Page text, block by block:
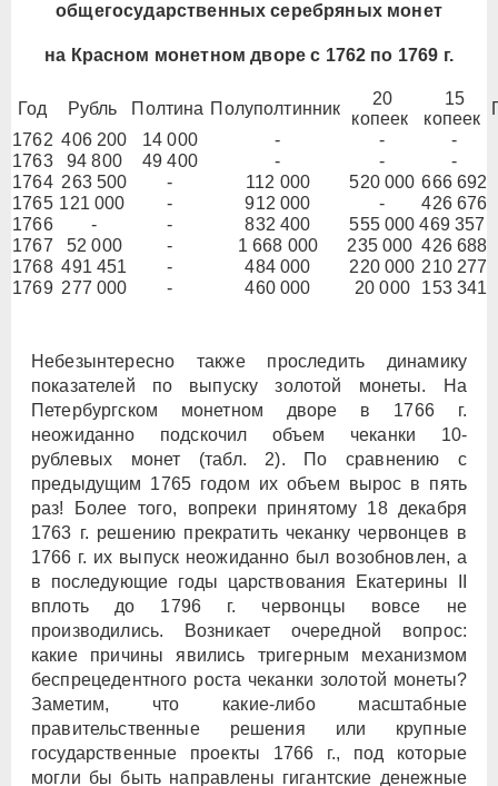
общегосударственных серебряных монет
на Красном монетном дворе с 1762 по 1769 г.
Год Рубль Полтина Полуполтинник
20
копеек
15
копеек
1762 406 200 14 000 - -
-
1763
94 800 49 400 - -
-
1764 263 500 - 112 000 520 000 666 692
1765 121 000 - 912 000 -
426 676
1766
- - 832 400 555 000 469 357
1767
52 000 - 1 668 000 235 000 426 688
1768 491 451 - 484 000 220 000 210 277
1769 277 000 - 460 000 20 000 153 341
Небезынтересно также проследить динамику
показателей по выпуску золотой монеты. На
Петербургском монетном дворе в 1766 г.
неожиданно подскочил объем чеканки 10-
рублевых монет (табл. 2). По сравнению с
предыдущим 1765 годом их объем вырос в пять
раз! Более того, вопреки принятому 18 декабря
1763 г. решению прекратить чеканку червонцев в
1766 г. их выпуск неожиданно был возобновлен, а
в последующие годы царствования Екатерины II
вплоть до 1796 г. червонцы вовсе не
производились. Возникает очередной вопрос:
какие причины явились тригерным механизмом
беспрецедентного роста чеканки золотой монеты?
Заметим, что какие-либо масштабные
правительственные решения или крупные
государственные проекты 1766 г., под которые
могли бы быть направлены гигантские денежные